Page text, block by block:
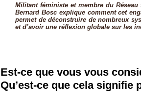
Militant féministe et membre du
Bernard Bosc explique comment cet
permet de déconstruire de nombreux
et d’avoir une réflexion globale sur les
Est-ce que vous vous
Qu’est-ce que cela signifie